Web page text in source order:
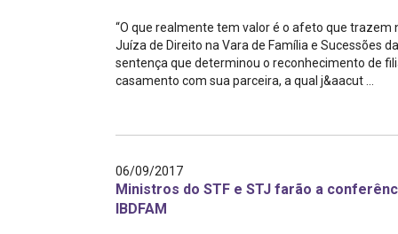
“O que realmente tem valor é o afeto que trazem
Juíza de Direito na Vara de Família e Sucessões
sentença que determinou o reconhecimento de
casamento com sua parceira, a qual j&aacut ...
06/09/2017
Ministros do STF e STJ farão a
IBDFAM